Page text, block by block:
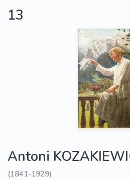
13
Antoni
(1841-1929)